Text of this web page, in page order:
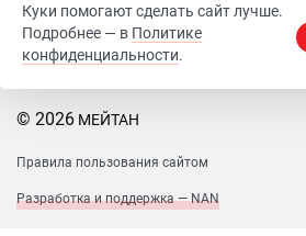
© 2026 МЕЙТАН
Правила пользования сайтом
Разработка и поддержка — NAN
Куки помогают сделать сайт лучше.
Подробнее — в Политике
конфиденциальности.